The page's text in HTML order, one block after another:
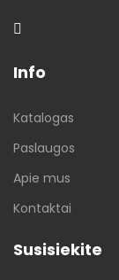
Info
Katalogas
Paslaugos
Apie mus
Kontaktai
Susisiekite